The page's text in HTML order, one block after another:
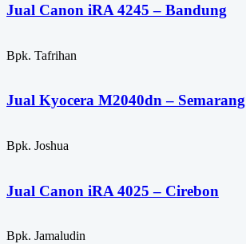
Jual Canon iRA 4245 – Bandung
Bpk. Tafrihan
Jual Kyocera M2040dn – Semarang
Bpk. Joshua
Jual Canon iRA 4025 – Cirebon
Bpk. Jamaludin